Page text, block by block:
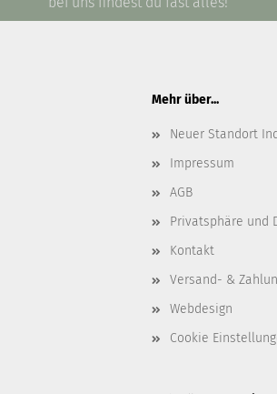
Mehr über...
Neuer Standort
Impressum
AGB
Privatsphäre und
Kontakt
Versand- &
Webdesign
Cookie